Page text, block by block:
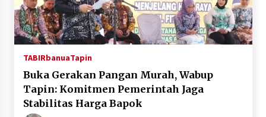
TABIRbanuaTapin
Buka Gerakan Pangan Murah, Wabup
Tapin: Komitmen Pemerintah Jaga
Stabilitas Harga Bapok